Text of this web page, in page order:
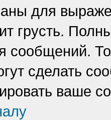
для
грусть.
сообщений.
сделать
ваше